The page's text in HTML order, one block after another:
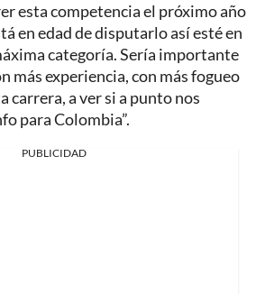
esta competencia el próximo año
en edad de disputarlo así esté en
categoría. Sería importante
más experiencia, con más fogueo
carrera, a ver si a punto nos
para Colombia”.
PUBLICIDAD